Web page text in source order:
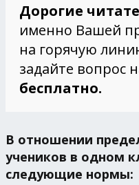
Дорогие
именно Вашей
на горячую
задайте вопрос
бесплатно.
В отношении
учеников в одном
следующие нормы: